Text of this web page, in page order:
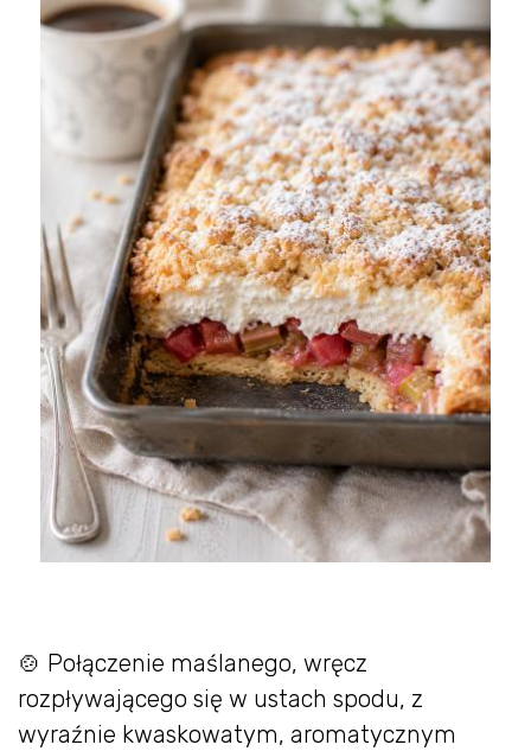
🍲 Połączenie maślanego, wręcz
rozpływającego się w ustach spodu, z
wyraźnie kwaskowatym, aromatycznym